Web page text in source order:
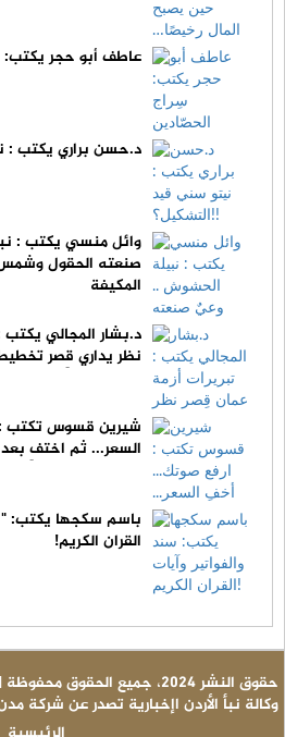
عاطف أبو حجر يكتب:
د.حسن براري يكتب :
وائل منسي يكتب :
صنعته الحقول وشمس
المكيفة
د.بشار المجالي يكتب
نظر يداري قِصر
شيرين قسوس تكتب
السعر... ثم اختفِ بعد
باسم سكجها يكتب: "
القران الكريم!
© حقوق النشر 2024، جميع الحقوق محفوظة | نبأ الأردن
وكالة نبأ الأردن اإخبارية تصدر عن شركة